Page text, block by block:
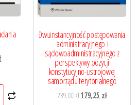
Aktualna
149,25 zł.
Dwuinstancyjność postępowania
administracyjnego i
sądowoadministracyjnego z
perspektywy pozycji
konstytucyjno-ustrojowej
samorządu terytorialnego
239,00złPierwotna
179,25 złAktualna